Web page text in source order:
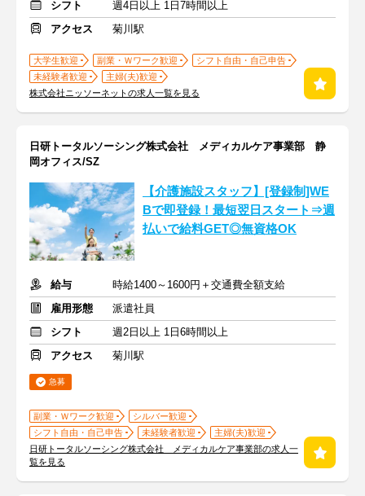
シフト
週4日以上 1日7時間以上
アクセス
菊川駅
大学生歓迎 副業・Ｗワーク歓迎
シフト自由・自己申告
未経験者歓迎
主婦(夫)歓迎
株式会社ニッソーネットの求人一覧を見る
日研トータルソーシング株式会社 メディカルケア事業部 静
岡オフィス/SZ
【介護施設スタッフ】[登録制]WE
Bで即登録！最短翌日スタート⇒週
払いで給料GET◎無資格OK
給与
時給1400～1600円＋交通費全額支給
雇用形態
派遣社員
シフト
週2日以上 1日6時間以上
アクセス
菊川駅
急募
副業・Ｗワーク歓迎
シルバー歓迎
シフト自由・自己申告
未経験者歓迎
主婦(夫)歓迎
日研トータルソーシング株式会社 メディカルケア事業部の求人一
覧を見る